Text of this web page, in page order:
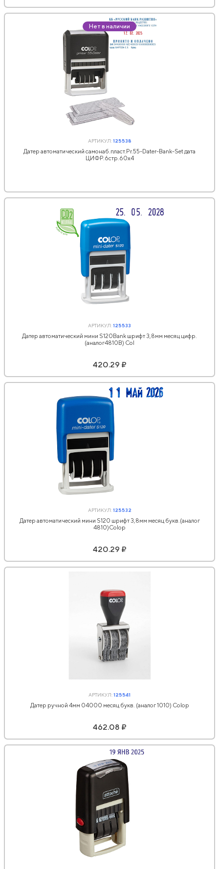
Нет в наличии
АРТИКУЛ:125538
Датер автоматический самонаб.пласт.Pr.55-Dater-Bank-Set дата
ЦИФР.6стр.60х4
АРТИКУЛ:125533
Датер автоматический мини S120Bank шрифт 3,8мм месяц цифр.
(аналог4810B) Col
420.29 ₽
АРТИКУЛ:125532
Датер автоматический мини S120 шрифт 3,8мм месяц букв.(аналог
4810)Colop
420.29 ₽
АРТИКУЛ:125541
Датер ручной 4мм 04000 месяц букв. (аналог 1010) Colop
462.08 ₽